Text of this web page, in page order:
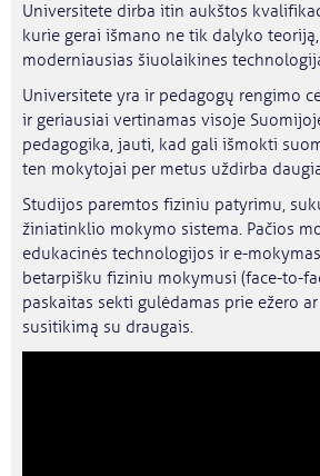
Universitete dirba itin aukštos
kurie gerai išmano ne tik dalyko
moderniausias šiuolaikines
Universitete yra ir pedagogų rengimo
ir geriausiai vertinamas visoje
pedagogika, jauti, kad gali išmokti
ten mokytojai per metus uždirba
Studijos paremtos fiziniu patyrimu,
žiniatinklio mokymo sistema. Pačios
edukacinės technologijos ir e-
betarpišku fiziniu mokymusi (face-to-
paskaitas sekti gulėdamas prie ežero
susitikimą su draugais.